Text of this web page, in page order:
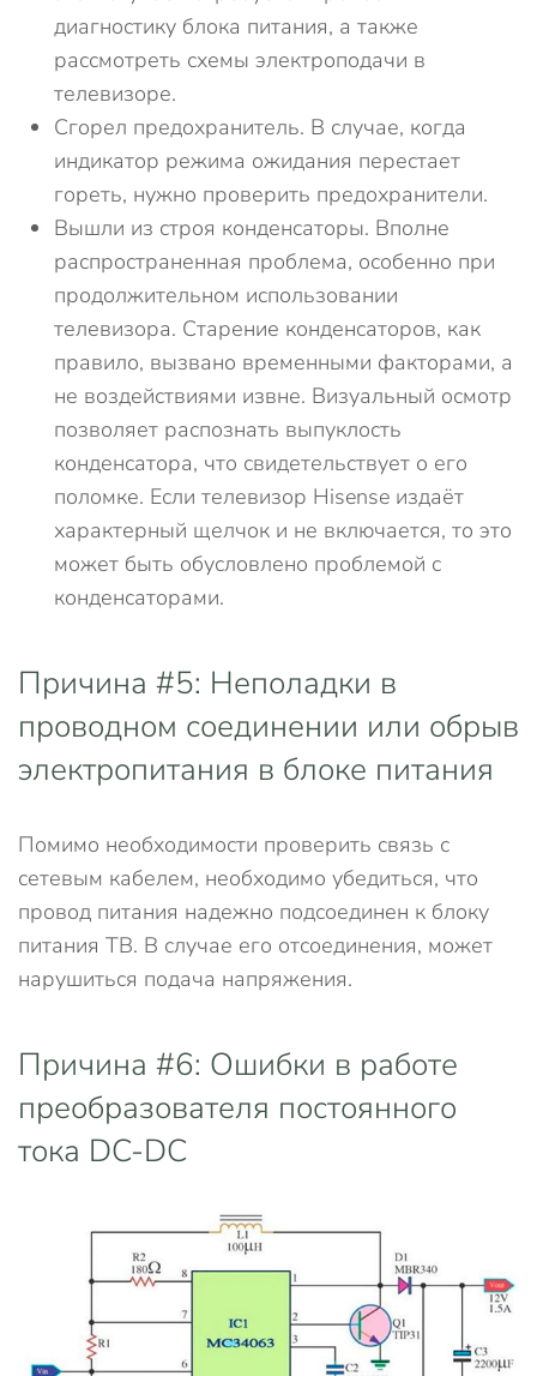
диагностику блока питания, а также
рассмотреть схемы электроподачи в
телевизоре.
Сгорел предохранитель. В случае, когда
индикатор режима ожидания перестает
гореть, нужно проверить предохранители.
Вышли из строя конденсаторы. Вполне
распространенная проблема, особенно при
продолжительном использовании
телевизора. Старение конденсаторов, как
правило, вызвано временными факторами, а
не воздействиями извне. Визуальный осмотр
позволяет распознать выпуклость
конденсатора, что свидетельствует о его
поломке. Если телевизор Hisense издаёт
характерный щелчок и не включается, то это
может быть обусловлено проблемой с
конденсаторами.
Причина #5: Неполадки в
проводном соединении или обрыв
электропитания в блоке питания
Помимо необходимости проверить связь с
сетевым кабелем, необходимо убедиться, что
провод питания надежно подсоединен к блоку
питания ТВ. В случае его отсоединения, может
нарушиться подача напряжения.
Причина #6: Ошибки в работе
преобразователя постоянного
тока DC-DC